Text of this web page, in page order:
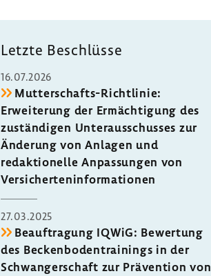
Letzte Beschlüsse
16.07.2026
Mutterschafts-Richtlinie:
Erweiterung der Ermächtigung des
zuständigen Unterausschusses zur
Änderung von Anlagen und
redaktionelle Anpassungen von
Versicherteninformationen
27.03.2025
Beauftragung IQWiG: Bewertung
des Beckenbodentrainings in der
Schwangerschaft zur Prävention von